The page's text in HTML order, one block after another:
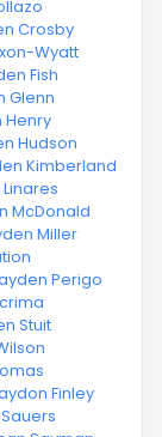
Crosby
Wyatt
Fish
Glenn
Henry
Hudson
Kimberland
McDonald
Miller
Perigo
Stuit
Finley